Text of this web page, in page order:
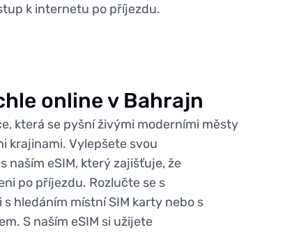
k internetu po příjezdu.
online v Bahrajn
která se pyšní živými moderními městy
krajinami. Vylepšete svou
naším eSIM, který zajišťuje, že
po příjezdu. Rozlučte se s
hledáním místní SIM karty nebo s
S naším eSIM si užijete